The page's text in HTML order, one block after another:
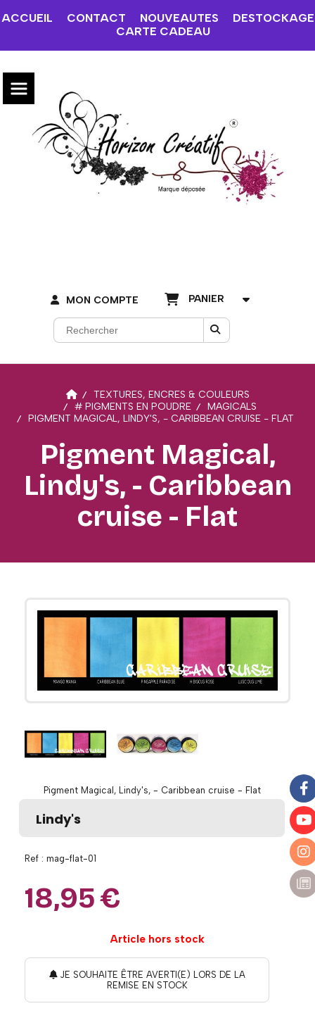
ACCUEIL CONTACT NOUVEAUTES
DESTOCKAGE
CARTE CADEAU
MON COMPTE PANIER
TEXTURES, ENCRES & COULEURS
# PIGMENTS EN POUDRE
MAGICALS
PIGMENT MAGICAL, LINDY'S, - CARIBBEAN CRUISE - FLAT
Pigment Magical,
Lindy's, - Caribbean
cruise - Flat
Pigment Magical, Lindy's, - Caribbean cruise - Flat
Lindy's
Ref : mag-flat-01
18,95€
Article hors stock
JE SOUHAITE ÊTRE AVERTI(E) LORS DE LA
REMISE EN STOCK